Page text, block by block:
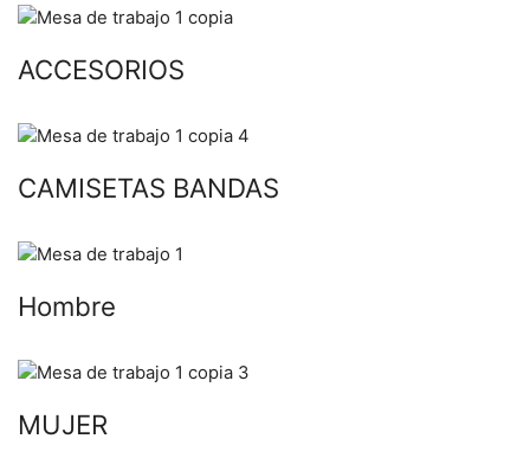
ACCESORIOS
CAMISETAS BANDAS
Hombre
MUJER